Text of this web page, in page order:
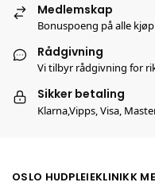
Medlemskap
Bonuspoeng på alle kjøp
Rådgivning
Vi tilbyr rådgivning for
Sikker betaling
Klarna,Vipps, Visa,
OSLO HUDPLEIEKLINIKK